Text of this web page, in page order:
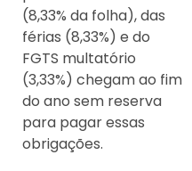
(8,33% da folha), das
férias (8,33%) e do
FGTS multatório
(3,33%) chegam ao fim
do ano sem reserva
para pagar essas
obrigações.